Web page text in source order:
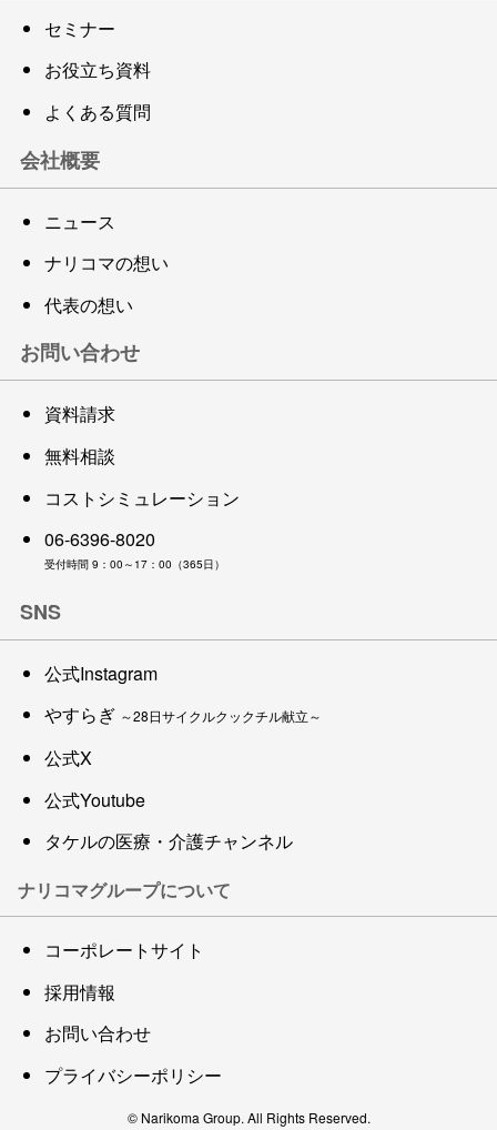
セミナー
お役立ち資料
よくある質問
会社概要
ニュース
ナリコマの想い
代表の想い
お問い合わせ
資料請求
無料相談
コストシミュレーション
06-6396-8020
受付時間 9：00～17：00（365日）
SNS
公式Instagram
やすらぎ ～28日サイクルクックチル献立～
公式X
公式Youtube
タケルの医療・介護チャンネル
ナリコマグループについて
コーポレートサイト
採用情報
お問い合わせ
プライバシーポリシー
© Narikoma Group. All Rights Reserved.